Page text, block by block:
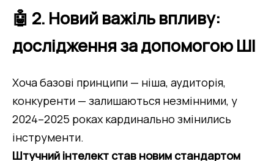
🤖 2. Новий важіль впливу:
дослідження за допомогою ШІ
Хоча базові принципи — ніша, аудиторія,
конкуренти — залишаються незмінними, у
2024–2025 роках кардинально змінились
інструменти.
Штучний інтелект став новим стандартом